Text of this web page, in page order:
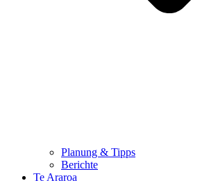
Planung & Tipps
Berichte
Te Araroa